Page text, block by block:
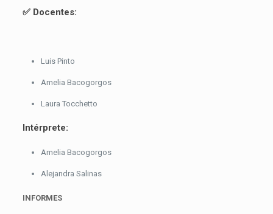
✅ Docentes:
Luis Pinto
Amelia Bacogorgos
Laura Tocchetto
Intérprete:
Amelia Bacogorgos
Alejandra Salinas
INFORMES